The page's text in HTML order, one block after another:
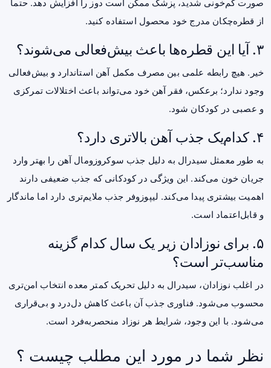
صورت کم‌خونی شدید، پزشک ممکن است دوز را افزایش دهد. حتماً
از قطره‌چکان مدرج خود محصول استفاده کنید.
۳. آیا این قطره‌ها باعث بیش‌فعالی می‌شوند؟
خیر. هیچ رابطه علمی بین مصرف مکمل آهن استاندارد و بیش‌فعالی
وجود ندارد؛ برعکس، فقر آهن خود می‌تواند باعث اختلالات تمرکزی
و عصبی در کودکان شود.
۴. کدام‌یک جذب آهن بالاتری دارد؟
به طور معمثل سیدرال به دلیل جذب سوکروزومال آهن را بهتر وارد
جریان خون می‌کند. این ویژگی در کودکانی که جذب ضعیفی دارند
اهمیت بیشتری پیدا می‌کند. لیپوزوفر جذب ملایم‌تری دارد اما ماندگار
و قابل‌اعتماد است.
۵. برای نوزادان زیر یک سال کدام گزینه
مناسب‌تر است؟
در اغلب نوزادان، سیدرال به دلیل تحریک کمتر معده انتخاب امن‌تری
محسوب می‌شود. فناوری جذب آن باعث کاهش دل‌درد و بی‌قراری
می‌شود. با این وجود، شرایط هر نوزاد منحصر‌به‌فرد است.
نظر شما در مورد این مطلب چیست ؟